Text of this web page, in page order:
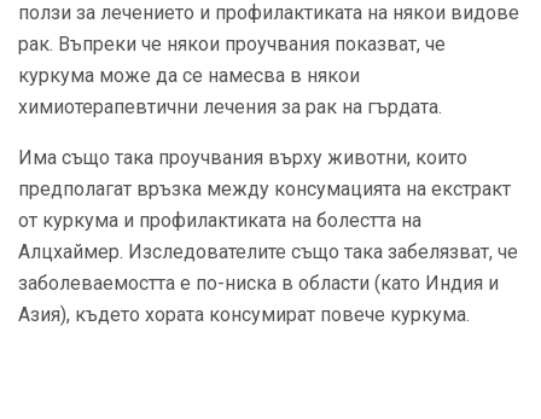
ползи за лечението и профилактиката на някои видове
рак. Въпреки че някои проучвания показват, че
куркума може да се намесва в някои
химиотерапевтични лечения за рак на гърдата.
Има също така проучвания върху животни, които
предполагат връзка между консумацията на екстракт
от куркума и профилактиката на болестта на
Алцхаймер. Изследователите също така забелязват, че
заболеваемостта е по-ниска в области (като Индия и
Азия), където хората консумират повече куркума.